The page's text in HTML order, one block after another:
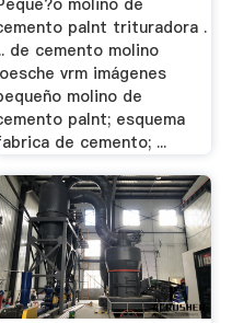
palnt trituradora .
de cemento molino
vrm imágenes
molino de
palnt; esquema
de cemento; ...